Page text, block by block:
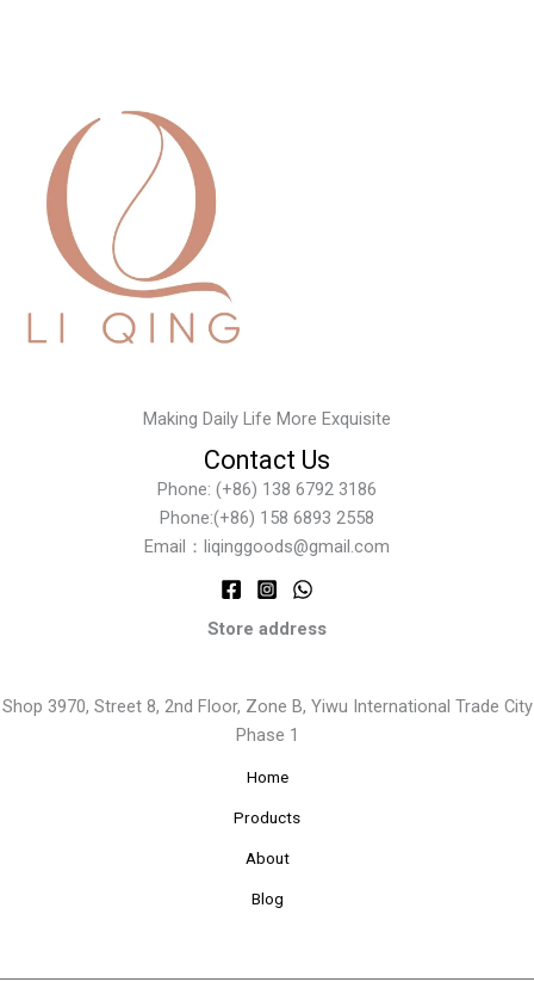
Making Daily Life More Exquisite
Contact Us
Phone: (+86) 138 6792 3186
Phone:(+86) 158 6893 2558
Email：liqinggoods@gmail.com
Store address
Shop 3970, Street 8, 2nd Floor, Zone B, Yiwu International Trade City
Phase 1
Home
Products
About
Blog